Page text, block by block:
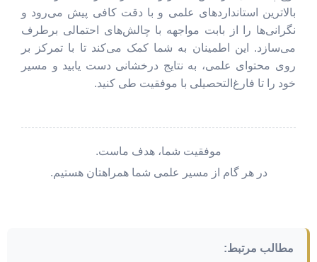
بالاترین استانداردهای علمی و با دقت کافی پیش می‌رود و
نگرانی‌ها را از بابت مواجهه با چالش‌های احتمالی برطرف
می‌سازد. این اطمینان به شما کمک می‌کند تا با تمرکز بر
روی محتوای علمی، به نتایج درخشانی دست یابید و مسیر
خود را تا فارغ‌التحصیلی با موفقیت طی کنید.
موفقیت شما، هدف ماست.
در هر گام از مسیر علمی شما همراهتان هستیم.
مطالب مرتبط: